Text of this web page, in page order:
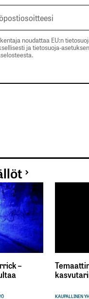
noudattaa EU:n
ja tietosuoja-
–
KAUPALLINEN